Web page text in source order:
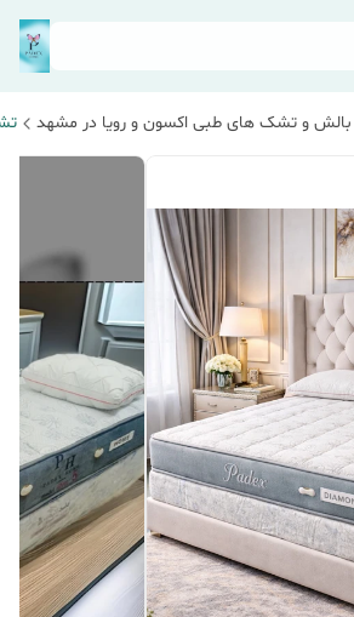
و تشک های طبی اکسون و رویا در مشهد